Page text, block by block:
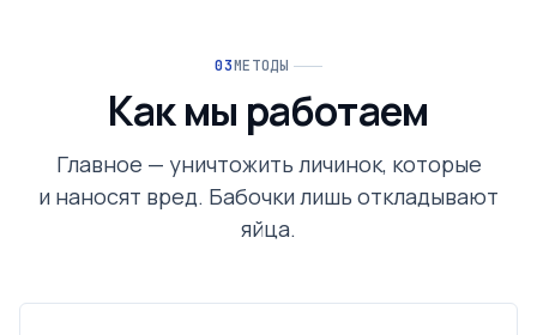
МЕТОДЫ
Как мы работаем
Главное — уничтожить личинок, которые
и наносят вред. Бабочки лишь откладывают
яйца.